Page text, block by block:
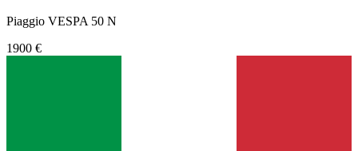
Piaggio VESPA 50 N
1900 €